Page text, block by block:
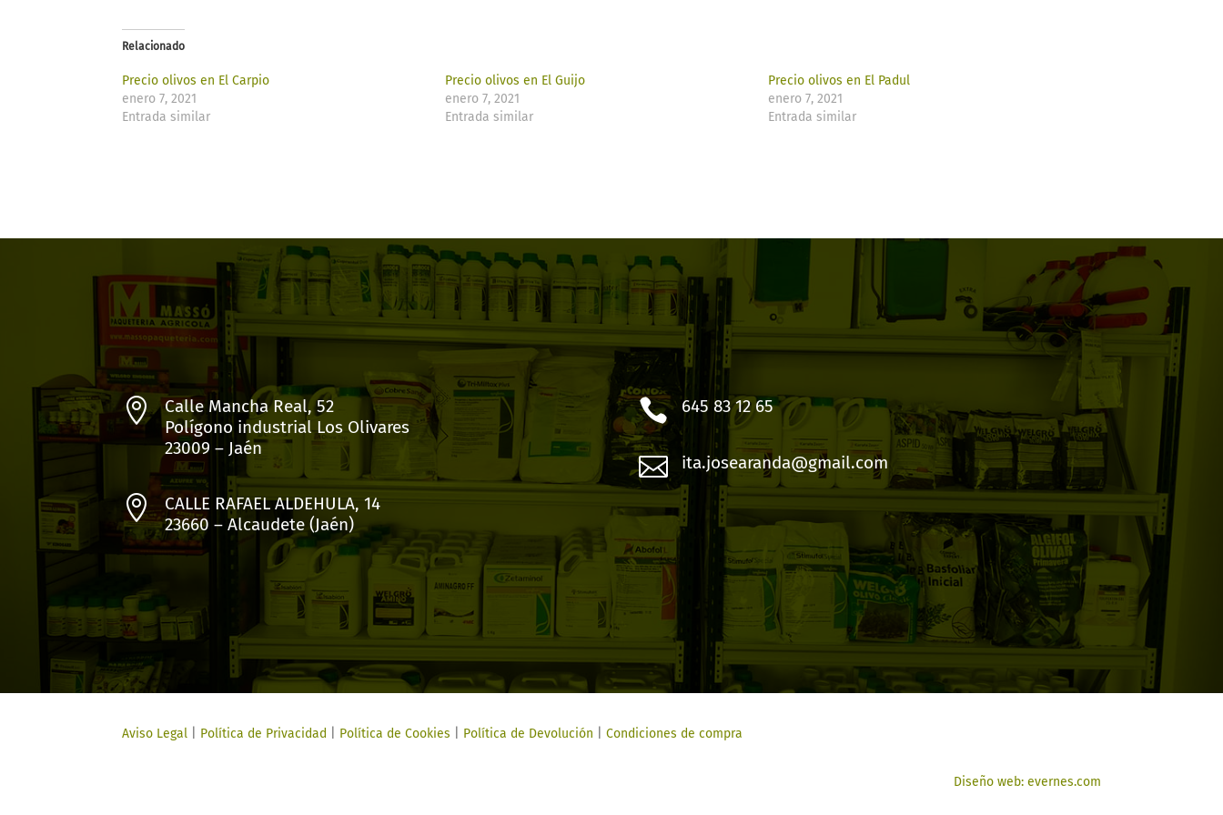
Relacionado
Precio olivos en El Carpio
enero 7, 2021
Entrada similar
Precio olivos en El Guijo
enero 7, 2021
Entrada similar
Precio olivos en El Padul
enero 7, 2021
Entrada similar

Calle Mancha Real, 52
Polígono industrial Los Olivares
23009 – Jaén

CALLE RAFAEL ALDEHULA, 14
23660 – Alcaudete (Jaén)
 645 83 12 65
 ita.josearanda@gmail.com
Aviso Legal Política de Privacidad Política de Cookies Política de Devolución |Condiciones de compra
Diseño web: evernes.com